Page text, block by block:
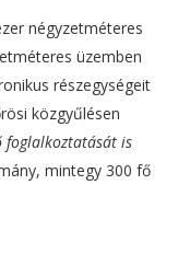
négyzetméteres
üzemben
részegységeit
közgyűlésen
foglalkoztatását is
mintegy 300 fő